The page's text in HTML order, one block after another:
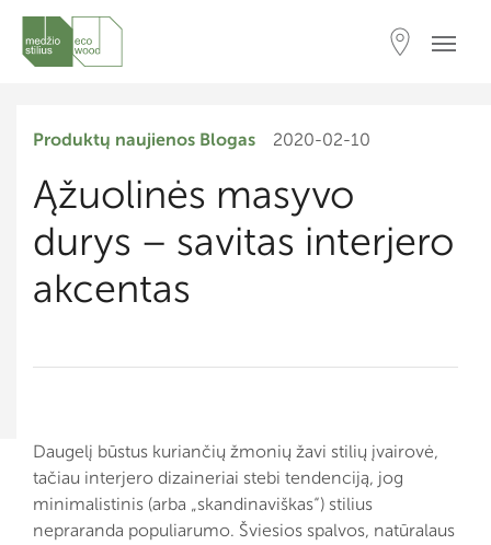
Produktų naujienos Blogas 2020-02-10
Ąžuolinės masyvo
durys – savitas interjero
akcentas
Daugelį būstus kuriančių žmonių žavi stilių įvairovė,
tačiau interjero dizaineriai stebi tendenciją, jog
minimalistinis (arba „skandinaviškas“) stilius
nepraranda populiarumo. Šviesios spalvos, natūralaus